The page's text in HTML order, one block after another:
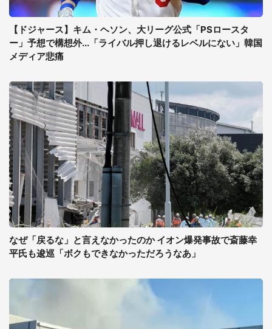
【ドジャース】キム・ヘソン、大リーグ公式「PSロースタ
ー」予想で構想外...「ライバル押し退けるレベルにない」韓国
メディア悲痛
なぜ「戻るな」と言えなかったのか イオン爆発事故で斎藤幸
平氏も逡巡「ボクもできなかっただろうなあ」